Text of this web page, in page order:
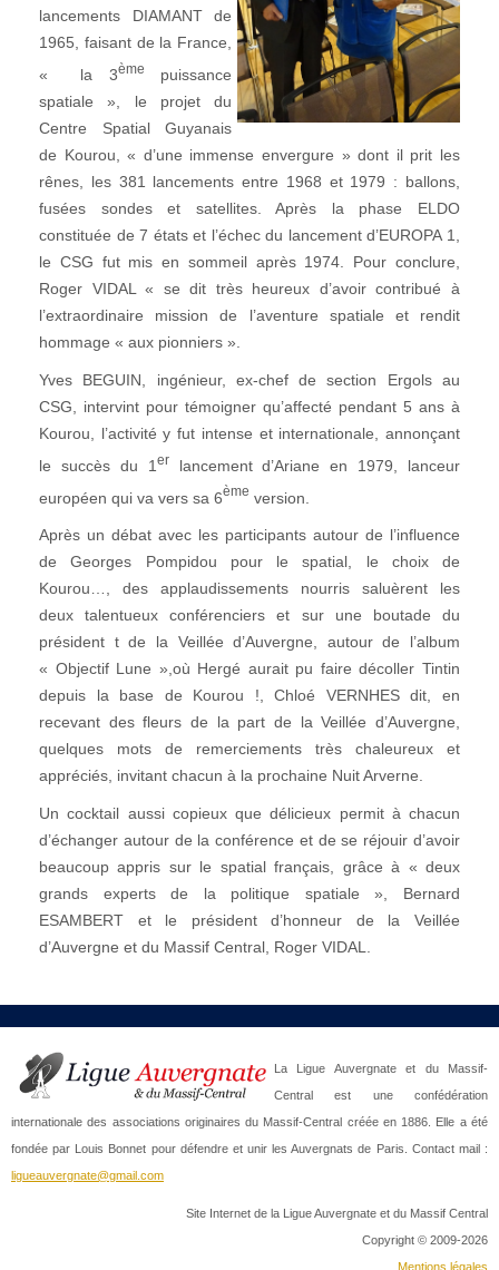
lancements DIAMANT de
1965, faisant de la France,
« la 3ème
puissance
spatiale », le projet du
Centre Spatial Guyanais
de Kourou, « d’une immense envergure » dont il prit les
rênes, les 381 lancements entre 1968 et 1979 : ballons,
fusées sondes et satellites. Après la phase ELDO
constituée de 7 états et l’échec du lancement d’EUROPA 1,
le CSG fut mis en sommeil après 1974. Pour conclure,
Roger VIDAL « se dit très heureux d’avoir contribué à
l’extraordinaire mission de l’aventure spatiale et rendit
hommage « aux pionniers ».
Yves BEGUIN, ingénieur, ex-chef de section Ergols au
CSG, intervint pour témoigner qu’affecté pendant 5 ans à
Kourou, l’activité y fut intense et internationale, annonçant
le succès du 1 er
lancement d’Ariane en 1979, lanceur
européen qui va vers sa 6ème version.
Après un débat avec les participants autour de l’influence
de Georges Pompidou pour le spatial, le choix de
Kourou…, des applaudissements nourris saluèrent les
deux talentueux conférenciers et sur une boutade du
président t de la Veillée d’Auvergne, autour de l’album
« Objectif Lune »,où Hergé aurait pu faire décoller Tintin
depuis la base de Kourou !, Chloé VERNHES dit, en
recevant des fleurs de la part de la Veillée d’Auvergne,
quelques mots de remerciements très chaleureux et
appréciés, invitant chacun à la prochaine Nuit Arverne.
Un cocktail aussi copieux que délicieux permit à chacun
d’échanger autour de la conférence et de se réjouir d’avoir
beaucoup appris sur le spatial français, grâce à « deux
grands experts de la politique spatiale », Bernard
ESAMBERT et le président d’honneur de la Veillée
d’Auvergne et du Massif Central, Roger VIDAL.
La Ligue Auvergnate et du Massif-
Central est une confédération
internationale des associations originaires du Massif-Central créée en 1886. Elle a été
fondée par Louis Bonnet pour défendre et unir les Auvergnats de Paris. Contact mail :
ligueauvergnate@gmail.com
Site Internet de la Ligue Auvergnate et du Massif Central
Copyright © 2009-2026
Mentions légales